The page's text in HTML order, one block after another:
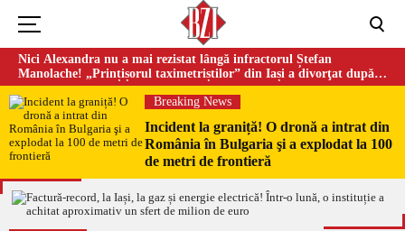
Nici Alexandra nu a mai rezistat lângă infractorul Ștefan
Manolache! „Prințișorul taximetriștilor” din Iași a divorţat după
doi ani de căsnicie
Breaking News
Incident la graniță! O dronă a intrat din
România în Bulgaria şi a explodat la 100
de metri de frontieră